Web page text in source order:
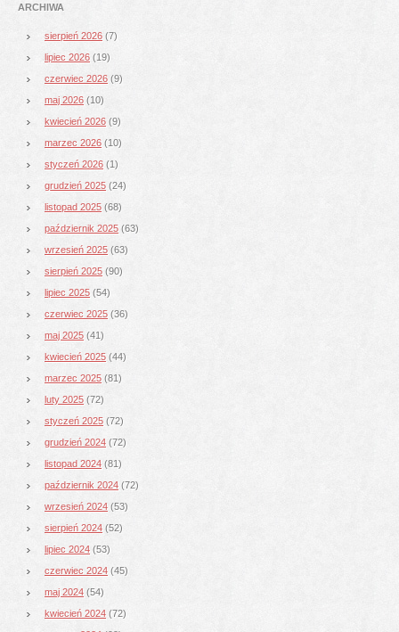
ARCHIWA
sierpień 2026 (7)
lipiec 2026 (19)
czerwiec 2026 (9)
maj 2026 (10)
kwiecień 2026 (9)
marzec 2026 (10)
styczeń 2026 (1)
grudzień 2025 (24)
listopad 2025 (68)
październik 2025 (63)
wrzesień 2025 (63)
sierpień 2025 (90)
lipiec 2025 (54)
czerwiec 2025 (36)
maj 2025 (41)
kwiecień 2025 (44)
marzec 2025 (81)
luty 2025 (72)
styczeń 2025 (72)
grudzień 2024 (72)
listopad 2024 (81)
październik 2024 (72)
wrzesień 2024 (53)
sierpień 2024 (52)
lipiec 2024 (53)
czerwiec 2024 (45)
maj 2024 (54)
kwiecień 2024 (72)